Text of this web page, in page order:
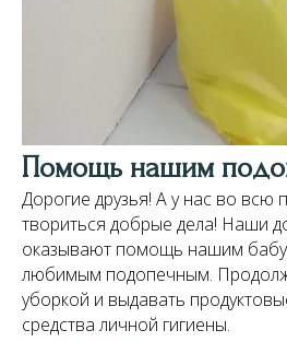
Помощь нашим
Дорогие друзья! А у нас во всю
твориться добрые дела! Наши
оказывают помощь нашим
любимым подопечным.
уборкой и выдавать
средства личной гигиены.